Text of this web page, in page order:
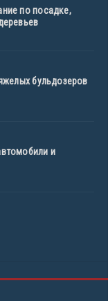
по посадке,
бульдозеров
и